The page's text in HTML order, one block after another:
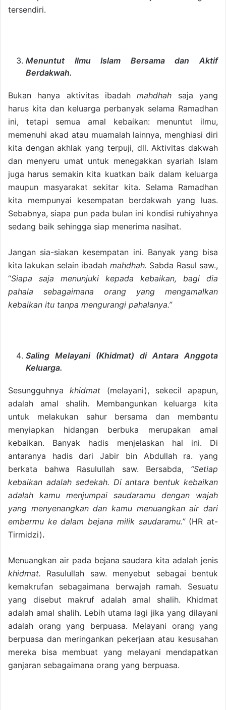
tersendiri.
Menuntut Ilmu Islam Bersama dan Aktif
Berdakwah.
Bukan hanya aktivitas ibadahmahdhah saja yang
harus kita dan keluarga perbanyak selama Ramadhan
ini, tetapi semua amal kebaikan: menuntut ilmu,
memenuhi akad atau muamalah lainnya, menghiasi diri
kita dengan akhlak yang terpuji, dll. Aktivitas dakwah
dan menyeru umat untuk menegakkan syariah Islam
juga harus semakin kita kuatkan baik dalam keluarga
maupun masyarakat sekitar kita. Selama Ramadhan
kita mempunyai kesempatan berdakwah yang luas.
Sebabnya, siapa pun pada bulan ini kondisi ruhiyahnya
sedang baik sehingga siap menerima nasihat.
Jangan sia-siakan kesempatan ini. Banyak yang bisa
kita lakukan selain ibadah mahdhah. Sabda Rasul saw.,
“Siapa saja menunjuki kepada kebaikan, bagi dia
pahala sebagaimana orang yang mengamalkan
kebaikan itu tanpa mengurangi pahalanya.”
Saling Melayani (Khidmat) di Antara Anggota
Keluarga.
Sesungguhnyakhidmat (melayani), sekecil apapun,
adalah amal shalih. Membangunkan keluarga kita
untuk melakukan sahur bersama dan membantu
menyiapkan hidangan berbuka merupakan amal
kebaikan. Banyak hadis menjelaskan hal ini. Di
antaranya hadis dari Jabir bin Abdullah ra. yang
berkata bahwa Rasulullah saw. Bersabda, “Setiap
kebaikan adalah sedekah. Di antara bentuk kebaikan
adalah kamu menjumpai saudaramu dengan wajah
yang menyenangkan dan kamu menuangkan air dari
embermu ke dalam bejana milik saudaramu.”(HR at-
Tirmidzi).
Menuangkan air pada bejana saudara kita adalah jenis
khidmat. Rasulullah saw. menyebut sebagai bentuk
kemakrufan sebagaimana berwajah ramah. Sesuatu
yang disebut makruf adalah amal shalih. Khidmat
adalah amal shalih. Lebih utama lagi jika yang dilayani
adalah orang yang berpuasa. Melayani orang yang
berpuasa dan meringankan pekerjaan atau kesusahan
mereka bisa membuat yang melayani mendapatkan
ganjaran sebagaimana orang yang berpuasa.